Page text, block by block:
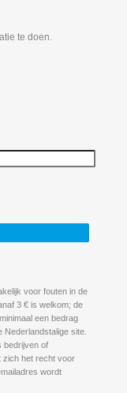
te doen.
voor fouten in de
3 € is welkom; de
een bedrag
site.
bedrijven of
zich het recht voor
wordt